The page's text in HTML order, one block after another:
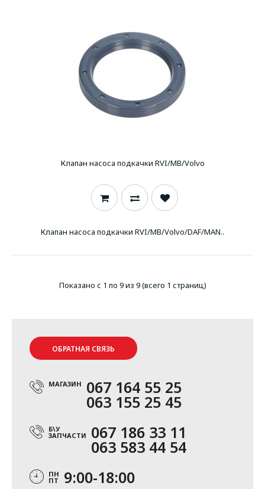
Клапан насоса подкачки RVI/MB/Volvo
Клапан насоса подкачки RVI/MB/Volvo/DAF/MAN..
Показано с 1 по 9 из 9 (всего 1 страниц)
ОБРАТНАЯ СВЯЗЬ
МАГАЗИН 067 164 55 25
063 155 25 45
Б\У
ЗАПЧАСТИ 067 186 33 11
063 583 44 54
ПН
ПТ 9:00-18:00